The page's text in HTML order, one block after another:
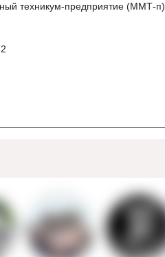
техникум-предприятие (ММТ-п)